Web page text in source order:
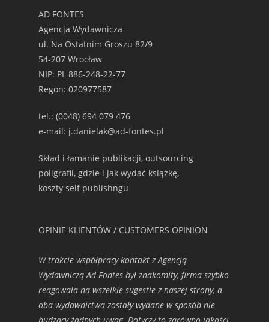
AD FONTES
Agencja Wydawnicza
ul. Na Ostatnim Groszu 82/9
54-207 Wrocław
NIP: PL 886-248-22-77
Regon: 020977587
tel.: (0048) 694 079 476
e-mail: j.danielak@ad-fontes.pl
Skład i łamanie publikacji, outsourcing
poligrafii, gdzie i jak wydać książkę,
koszty self publishngu
OPINIE KLIENTÓW / CUSTOMERS OPINION
W trakcie współpracy kontakt z Agencją
Wydawniczą Ad Fontes był znakomity, firma szybko
reagowała na wszelkie sugestie z naszej strony, a
oba wydawnictwa zostały wydane w sposób nie